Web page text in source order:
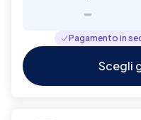
-
Pagamento in
Scegli